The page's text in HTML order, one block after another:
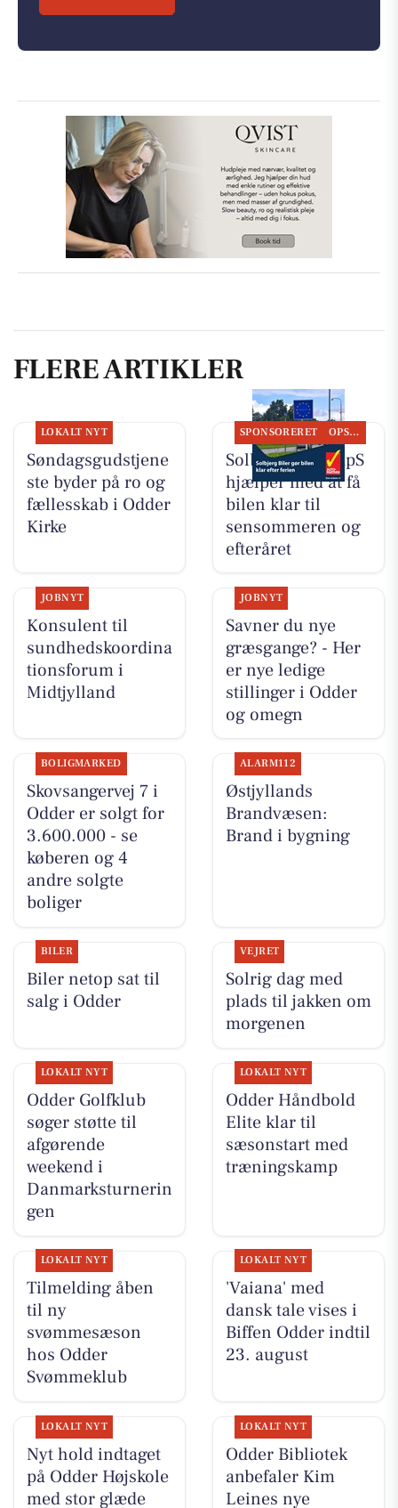
FLERE ARTIKLER
LOKALT NYT
Søndagsgudstjene
ste byder på ro og
fællesskab i Odder
Kirke
SPONSORERET OPSLAGSTAVLEN
Solbjerg Biler ApS
hjælper med at få
bilen klar til
sensommeren og
efteråret
JOBNYT
Konsulent til
sundhedskoordina
tionsforum i
Midtjylland
JOBNYT
Savner du nye
græsgange? - Her
er nye ledige
stillinger i Odder
og omegn
BOLIGMARKED
Skovsangervej 7 i
Odder er solgt for
3.600.000 - se
køberen og 4
andre solgte
boliger
ALARM112
Østjyllands
Brandvæsen:
Brand i bygning
BILER
Biler netop sat til
salg i Odder
VEJRET
Solrig dag med
plads til jakken om
morgenen
LOKALT NYT
Odder Golfklub
søger støtte til
afgørende
weekend i
Danmarksturnerin
gen
LOKALT NYT
Odder Håndbold
Elite klar til
sæsonstart med
træningskamp
LOKALT NYT
Tilmelding åben
til ny
svømmesæson
hos Odder
Svømmeklub
LOKALT NYT
'Vaiana' med
dansk tale vises i
Biffen Odder indtil
23. august
LOKALT NYT
Nyt hold indtaget
på Odder Højskole
med stor glæde
LOKALT NYT
Odder Bibliotek
anbefaler Kim
Leines nye